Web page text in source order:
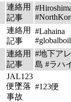
連絡用
記事
連絡用
記事
#Lahaina
連絡用
記事
#地下ア
島 #ラハ
JAL123
便墜落
事故
#123便